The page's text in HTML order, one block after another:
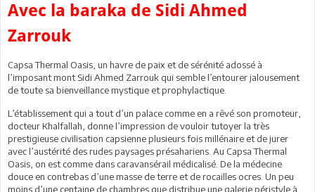
Avec la baraka de Sidi Ahmed
Zarrouk
Capsa Thermal Oasis, un havre de paix et de sérénité adossé à
l’imposant mont Sidi Ahmed Zarrouk qui semble l’entourer jalousement
de toute sa bienveillance mystique et prophylactique.
L’établissement qui a tout d’un palace comme en a rêvé son promoteur,
docteur Khalfallah, donne l’impression de vouloir tutoyer la très
prestigieuse civilisation capsienne plusieurs fois millénaire et de jurer
avec l’austérité des rudes paysages présahariens. Au Capsa Thermal
Oasis, on est comme dans caravansérail médicalisé. De la médecine
douce en contrebas d’une masse de terre et de rocailles ocres. Un peu
moins d’une centaine de chambres que distribue une galerie péristyle à